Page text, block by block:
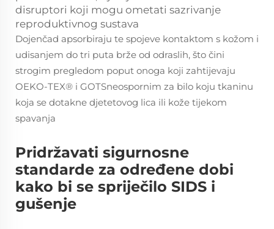
disruptori koji mogu ometati sazrivanje
reproduktivnog sustava
Dojenčad apsorbiraju te spojeve kontaktom s kožom i
udisanjem do tri puta brže od odraslih, što čini
strogim pregledom poput onoga koji zahtijevaju
OEKO-TEX® i GOTSneospornim za bilo koju tkaninu
koja se dotakne djetetovog lica ili kože tijekom
spavanja
Pridržavati sigurnosne
standarde za određene dobi
kako bi se spriječilo SIDS i
gušenje